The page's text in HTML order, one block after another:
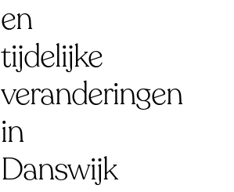
en
tijdelijke
veranderingen
in
Danswijk